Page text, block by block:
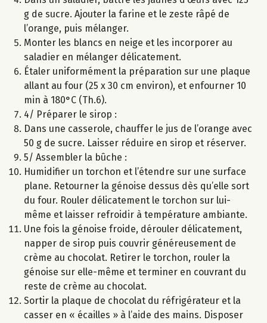
g de sucre. Ajouter la farine et le zeste râpé de
l’orange, puis mélanger.
Monter les blancs en neige et les incorporer au
saladier en mélanger délicatement.
Étaler uniformément la préparation sur une plaque
allant au four (25 x 30 cm environ), et enfourner 10
min à 180°C (Th.6).
4/ Préparer le sirop :
Dans une casserole, chauffer le jus de l’orange avec
50 g de sucre. Laisser réduire en sirop et réserver.
5/ Assembler la bûche :
Humidifier un torchon et l’étendre sur une surface
plane. Retourner la génoise dessus dès qu’elle sort
du four. Rouler délicatement le torchon sur lui-
même et laisser refroidir à température ambiante.
Une fois la génoise froide, dérouler délicatement,
napper de sirop puis couvrir généreusement de
crème au chocolat. Retirer le torchon, rouler la
génoise sur elle-même et terminer en couvrant du
reste de crème au chocolat.
Sortir la plaque de chocolat du réfrigérateur et la
casser en « écailles » à l’aide des mains. Disposer